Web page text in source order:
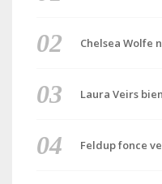
Chelsea Wolfe
Laura Veirs
Feldup fonce